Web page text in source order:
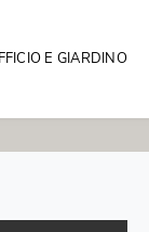
E GIARDINO